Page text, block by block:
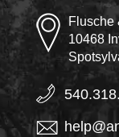
Flusche
10468